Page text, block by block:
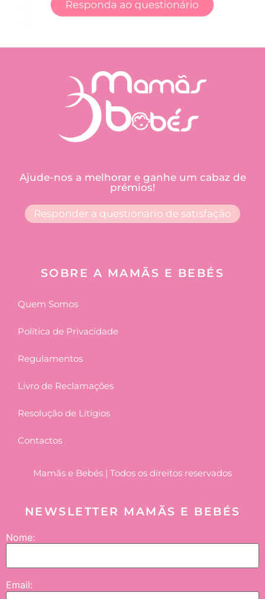
Ajude-nos a melhorar e ganhe um cabaz de
prémios!
Responder a questionário de satisfação
SOBRE A MAMÃS E BEBÉS
Quem Somos
Política de Privacidade
Regulamentos
Livro de Reclamações
Resolução de Litígios
Contactos
Mamãs e Bebés | Todos os direitos reservados
NEWSLETTER MAMÃS E BEBÉS
Nome:
Email: